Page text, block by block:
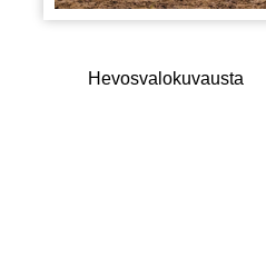
Hevosvalokuvausta